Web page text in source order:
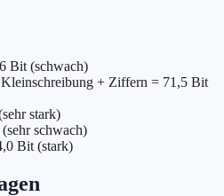
Bit (schwach)
+ Ziffern = 71,5 Bit
stark)
schwach)
Bit (stark)